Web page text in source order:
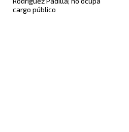
cargo público